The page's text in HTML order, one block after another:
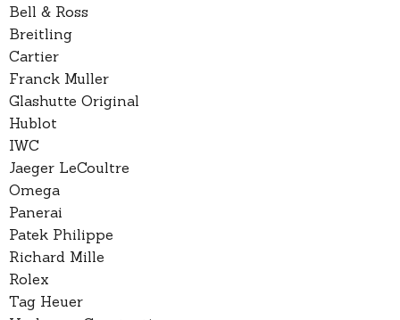
Bell & Ross
Breitling
Cartier
Franck Muller
Glashutte Original
Hublot
IWC
Jaeger LeCoultre
Omega
Panerai
Patek Philippe
Richard Mille
Rolex
Tag Heuer